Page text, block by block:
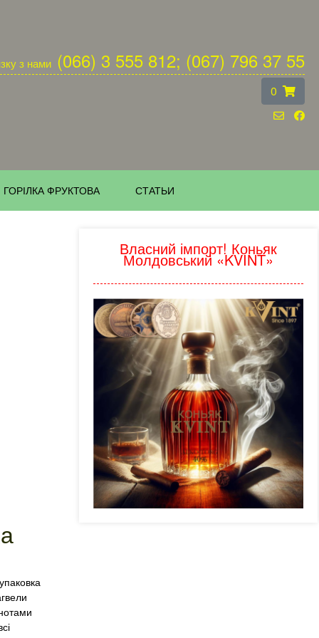
з нами (066) 3 555 812; (067) 796 37 55
0
ГОРІЛКА ФРУКТОВА СТАТЬИ
Власний імпорт! Коньяк
Молдовський «KVINT»